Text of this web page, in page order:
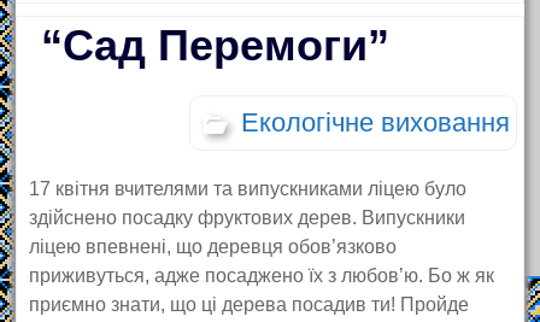
“Сад Перемоги”
Екологічне виховання
17 квітня вчителями та випускниками ліцею було
здійснено посадку фруктових дерев. Випускники
ліцею впевнені, що деревця обов’язково
приживуться, адже посаджено їх з любов’ю. Бо ж як
приємно знати, що ці дерева посадив ти! Пройде